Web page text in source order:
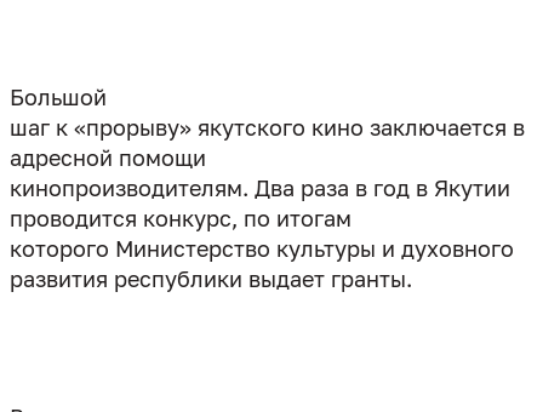
Большой
шаг к «прорыву» якутского кино заключается в
адресной помощи
кинопроизводителям. Два раза в год в Якутии
проводится конкурс, по итогам
которого Министерство культуры и духовного
развития республики выдает гранты.